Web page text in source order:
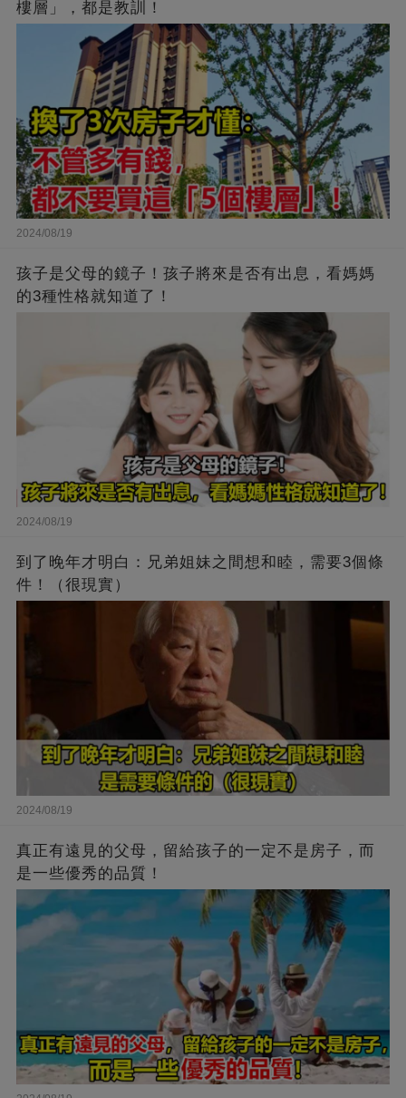
樓層」，都是教訓！
2024/08/19
孩子是父母的鏡子！孩子將來是否有出息，看媽媽
的3種性格就知道了！
2024/08/19
到了晚年才明白：兄弟姐妹之間想和睦，需要3個條
件！（很現實）
2024/08/19
真正有遠見的父母，留給孩子的一定不是房子，而
是一些優秀的品質！